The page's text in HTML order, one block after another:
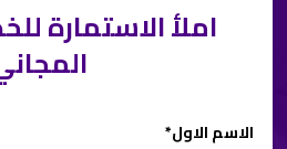
املأ الاستمارة
الاسم الاول*